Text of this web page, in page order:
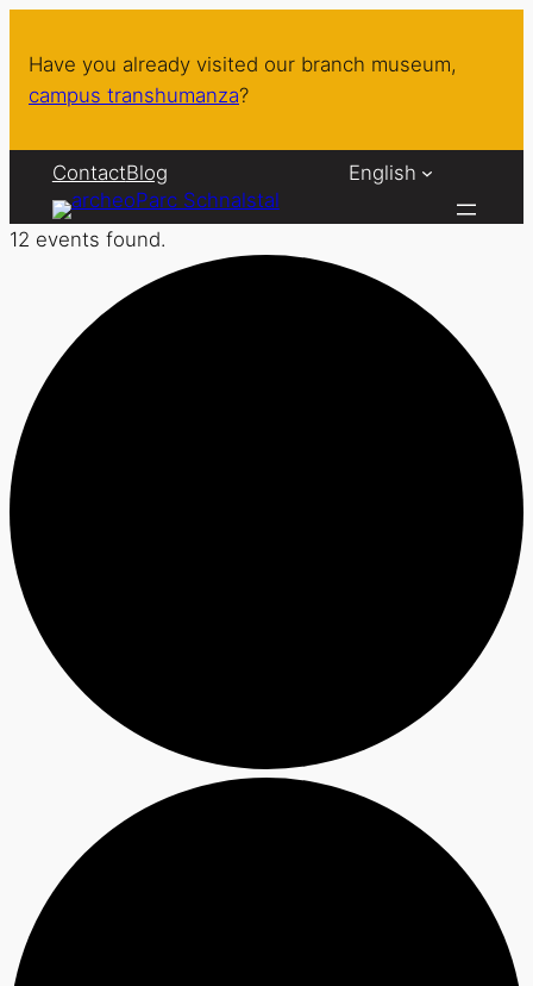
Have you already visited our branch museum,
campus transhumanza?
ContactBlog English
12 events found.